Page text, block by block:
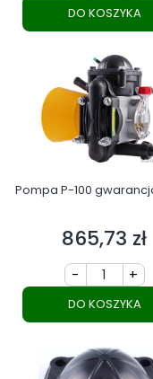
DO KOSZYKA
Pompa P-100
Cena
865,73 zł
- +
DO KOSZYKA